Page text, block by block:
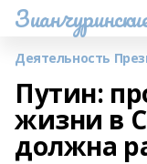
Деятельность
Путин:
жизни в
должна